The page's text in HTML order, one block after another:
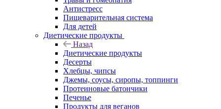
Антистресс
Пищеварительная система
Для детей
Диетические продукты
Назад
Диетические продукты
Десерты
Хлебцы, чипсы
Джемы, соусы, сиропы, топпинги
Протеиновые батончики
Печенье
Продукты для веганов